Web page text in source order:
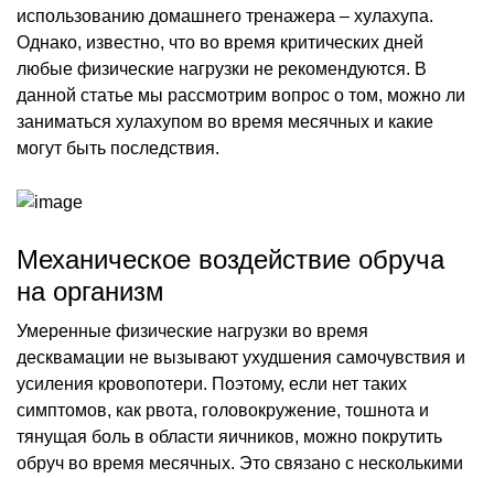
использованию домашнего тренажера – хулахупа.
Однако, известно, что во время критических дней
любые физические нагрузки не рекомендуются. В
данной статье мы рассмотрим вопрос о том, можно ли
заниматься хулахупом во время месячных и какие
могут быть последствия.
Механическое воздействие обруча
на организм
Умеренные физические нагрузки во время
десквамации не вызывают ухудшения самочувствия и
усиления кровопотери. Поэтому, если нет таких
симптомов, как рвота, головокружение, тошнота и
тянущая боль в области яичников, можно покрутить
обруч во время месячных. Это связано с несколькими